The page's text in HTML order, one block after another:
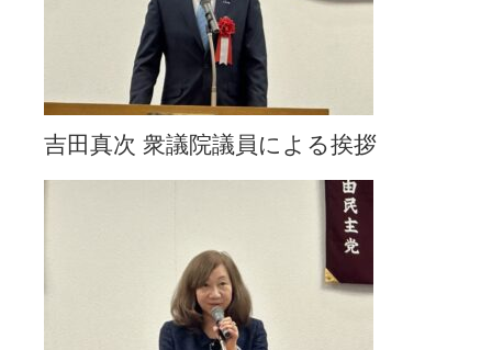
吉田真次 衆議院議員による挨拶